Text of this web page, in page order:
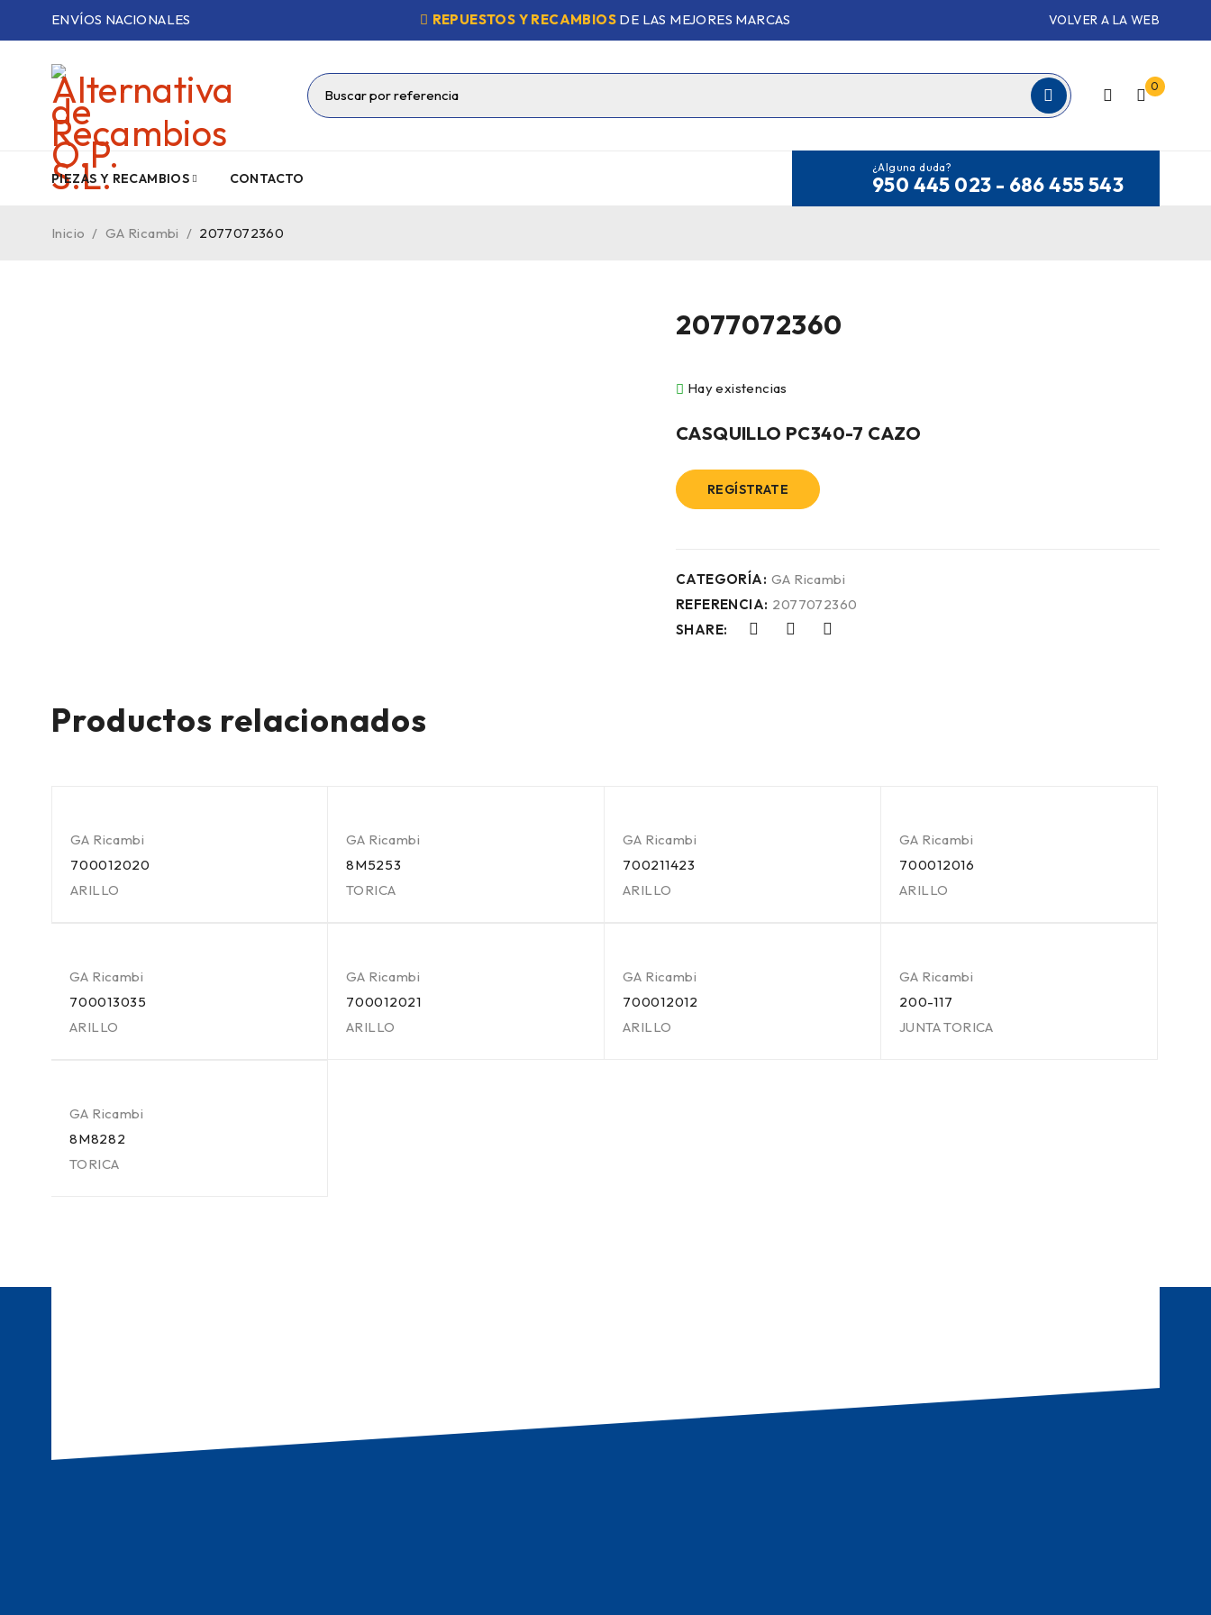
ENVÍOS NACIONALES REPUESTOS Y RECAMBIOS DE LAS MEJORES MARCAS VOLVER A LA WEB
0
PIEZAS Y RECAMBIOS CONTACTO
¿Alguna duda?
950 445 023 - 686 455 543
Inicio / GA Ricambi / 2077072360
2077072360
Hay existencias
CASQUILLO PC340-7 CAZO
REGÍSTRATE
CATEGORÍA: GA Ricambi
REFERENCIA: 2077072360
SHARE:
Productos relacionados
GA Ricambi
700012020
ARILLO
GA Ricambi
8M5253
TORICA
GA Ricambi
700211423
ARILLO
GA Ricambi
700012016
ARILLO
GA Ricambi
700013035
ARILLO
GA Ricambi
700012021
ARILLO
GA Ricambi
700012012
ARILLO
GA Ricambi
200-117
JUNTA TORICA
GA Ricambi
8M8282
TORICA